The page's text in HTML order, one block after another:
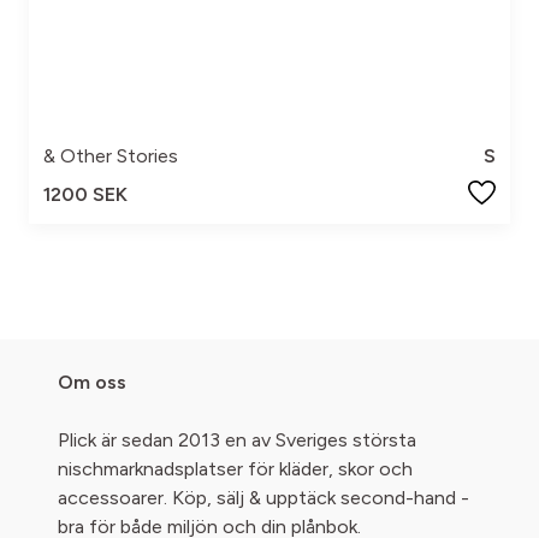
& Other Stories
S
1200 SEK
Om oss
Plick är sedan 2013 en av Sveriges största
nischmarknadsplatser för kläder, skor och
accessoarer. Köp, sälj & upptäck second-hand -
bra för både miljön och din plånbok.